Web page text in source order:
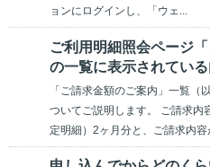
ョンにログインし、「ウェ...
ご利用明細照会ページ
の一覧に表示されてい
「ご請求金額のご案内」一覧（
ついてご説明します。 ご請求内
定明細）2ヶ月分と、ご請求内容